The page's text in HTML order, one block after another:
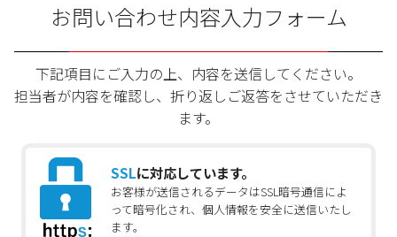
お問い合わせ内容入力フォーム
下記項目にご入力の上、内容を送信してください。
担当者が内容を確認し、折り返しご返答をさせていただき
ます。
SSLに対応しています。
お客様が送信されるデータはSSL暗号通信によ
って暗号化され、個人情報を安全に送信いたし
ます。